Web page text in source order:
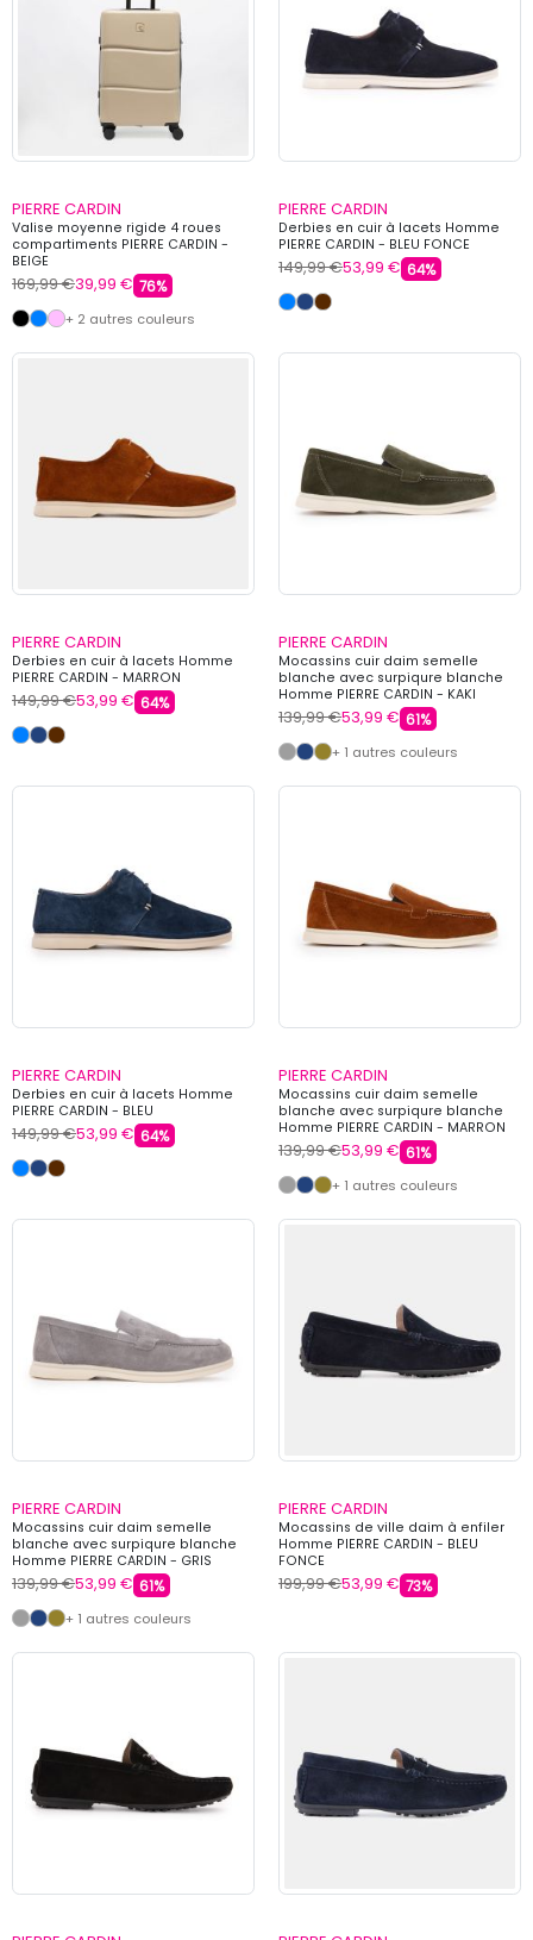
PIERRE CARDIN
Valise moyenne rigide 4 roues
compartiments PIERRE CARDIN -
BEIGE
169,99 €39,99 € 76%
+ 2 autres couleurs
PIERRE CARDIN
Derbies en cuir à lacets Homme
PIERRE CARDIN - BLEU FONCE
149,99 €53,99 € 64%
PIERRE CARDIN
Derbies en cuir à lacets Homme
PIERRE CARDIN - MARRON
149,99 €53,99 € 64%
PIERRE CARDIN
Mocassins cuir daim semelle
blanche avec surpiqure blanche
Homme PIERRE CARDIN - KAKI
139,99 €53,99 € 61%
+ 1 autres couleurs
PIERRE CARDIN
Derbies en cuir à lacets Homme
PIERRE CARDIN - BLEU
149,99 €53,99 € 64%
PIERRE CARDIN
Mocassins cuir daim semelle
blanche avec surpiqure blanche
Homme PIERRE CARDIN - MARRON
139,99 €53,99 € 61%
+ 1 autres couleurs
PIERRE CARDIN
Mocassins cuir daim semelle
blanche avec surpiqure blanche
Homme PIERRE CARDIN - GRIS
139,99 €53,99 € 61%
+ 1 autres couleurs
PIERRE CARDIN
Mocassins de ville daim à enfiler
Homme PIERRE CARDIN - BLEU
FONCE
199,99 €53,99 € 73%